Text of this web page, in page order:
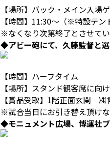
【場所】バック・メイン入
【時間】11:30～（※特設テン
※なくなり次第終了とさせてい
◆アビー砲にて、久藤監督と
【時間】ハーフタイム
【場所】スタンド観客席に向
【賞品受取】1階正面玄関
※試合当日にお引き替え頂けな
◆モニュメント広場、博運社